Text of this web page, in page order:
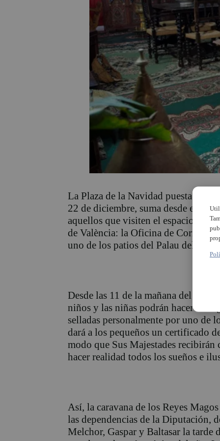
La Plaza de la Navidad puesta en
22 de diciembre, suma desde este
aquellos que visiten el espacio
de València: la Oficina de Correos
uno de los patios del Palau dels
Desde las 11 de la mañana del 27
niños y las niñas podrán hacer
selladas personalmente por uno de
dará a los pequeños un certificado
modo que Sus Majestades recibirán
hacer realidad todos los sueños e
Así, la caravana de los Reyes
las dependencias de la Diputación,
Melchor, Gaspar y Baltasar la tarde